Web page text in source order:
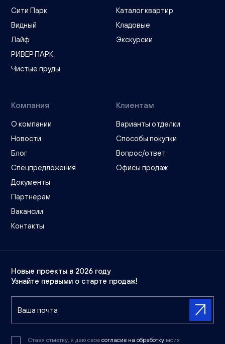
Сити Парк
Видный
Лайф
РИВЕР ПАРК
Чистые пруды
Каталог квартир
Кладовые
Экскурсии
Компания
О компании
Новости
Блог
Спецпредложения
Документы
Партнерам
Вакансии
Контакты
Клиентам
Варианты отделки
Способы покупки
Вопрос/ответ
Офисы продаж
Новые проекты в 2026 году
Узнайте первыми о старте продаж!
Ставя отметку, я даю свое согласие на обработку моих